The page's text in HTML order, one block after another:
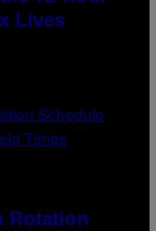
Lives
Rotation